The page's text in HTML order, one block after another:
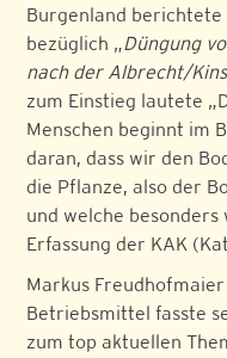
Burgenland berichtete
bezüglich „Düngung
nach der Albrecht/
zum Einstieg lautete
Menschen beginnt im
daran, dass wir den
die Pflanze, also der
und welche
Erfassung der KAK
Markus Freudhofmaier
Betriebsmittel fasste
zum top aktuellen